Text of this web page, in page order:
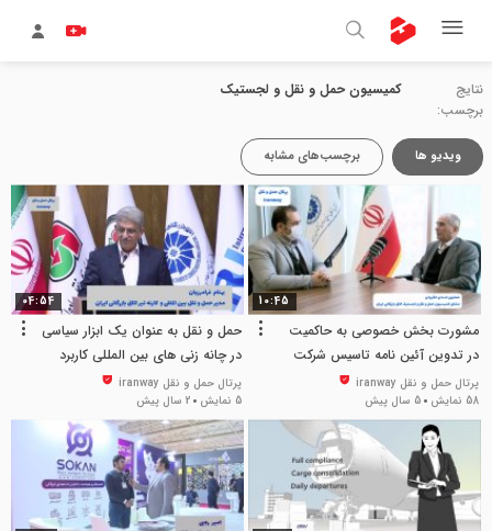
نتایج
برچسب:
کمیسیون حمل و نقل و لجستیک
ویدیو ها برچسب‌های مشابه
10:45
مشورت بخش خصوصی به حاکمیت
در تدوین آئین نامه تاسیس شرکت
های لجستیکی
پرتال حمل و نقل iranway
58 نمایش
5 سال پیش
04:54
حمل و نقل به عنوان یک ابزار سیاسی
در چانه زنی های بین المللی کاربرد
دارد
پرتال حمل و نقل iranway
5 نمایش
2 سال پیش